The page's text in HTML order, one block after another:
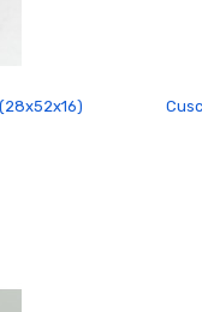
(28x52x16)